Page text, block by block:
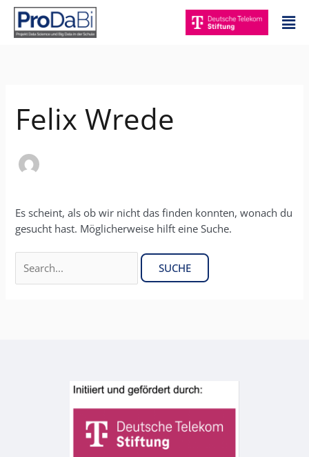
Zum
Inhalt
springen
Felix Wrede
Es scheint, als ob wir nicht das finden konnten, wonach du
gesucht hast. Möglicherweise hilft eine Suche.